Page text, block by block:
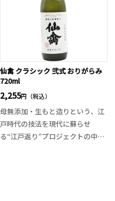
な吟醸香。一口目からピチピチと
した微発泡感と米のジューシーな
旨甘味が広がり、輝くような酸が
全体を綺麗にフェードアウトさせ
※お一人様一回のご注文につき1
本のみの販売となっております。
ご了承ください。
一回のご注文とは、ご注文頂き商
品がお客様の手元に届くまでを一
回とさせて頂いております。
仙禽 クラシック 弐式 おりがらみ
720ml
2,255円（税込）
母無添加・生もと造りという、江
戸時代の技法を現代に蘇らせ
る“江戸返り”プロジェクトの中核